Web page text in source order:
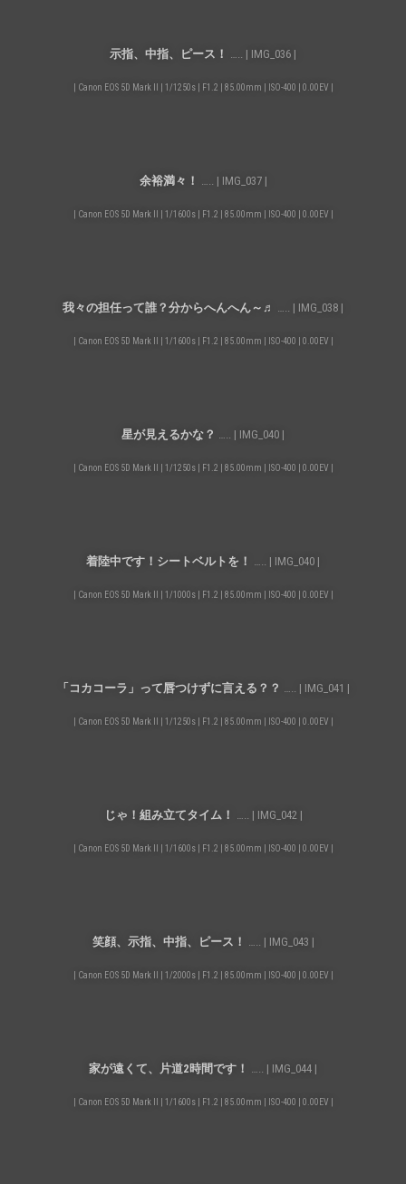
示指、中指、ピース！ ….. | IMG_036 |
| Canon EOS 5D Mark II | 1/1250s | F1.2 | 85.00mm | ISO-400 | 0.00EV |
余裕満々！ ….. | IMG_037 |
| Canon EOS 5D Mark II | 1/1600s | F1.2 | 85.00mm | ISO-400 | 0.00EV |
我々の担任って誰？分からへんへん～♬ ….. | IMG_038 |
| Canon EOS 5D Mark II | 1/1600s | F1.2 | 85.00mm | ISO-400 | 0.00EV |
星が見えるかな？ ….. | IMG_040 |
| Canon EOS 5D Mark II | 1/1250s | F1.2 | 85.00mm | ISO-400 | 0.00EV |
着陸中です！シートベルトを！ ….. | IMG_040 |
| Canon EOS 5D Mark II | 1/1000s | F1.2 | 85.00mm | ISO-400 | 0.00EV |
「コカコーラ」って唇つけずに言える？？ ….. | IMG_041 |
| Canon EOS 5D Mark II | 1/1250s | F1.2 | 85.00mm | ISO-400 | 0.00EV |
じゃ！組み立てタイム！ ….. | IMG_042 |
| Canon EOS 5D Mark II | 1/1600s | F1.2 | 85.00mm | ISO-400 | 0.00EV |
笑顔、示指、中指、ピース！ ….. | IMG_043 |
| Canon EOS 5D Mark II | 1/2000s | F1.2 | 85.00mm | ISO-400 | 0.00EV |
家が遠くて、片道2時間です！ ….. | IMG_044 |
| Canon EOS 5D Mark II | 1/1600s | F1.2 | 85.00mm | ISO-400 | 0.00EV |